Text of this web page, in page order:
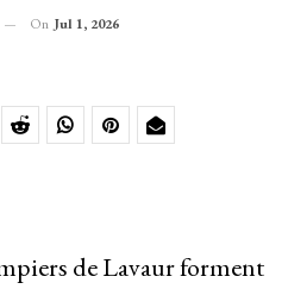
On Jul 1, 2026
de Lavaur forment